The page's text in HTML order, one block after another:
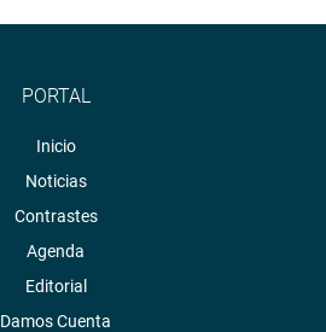
PORTAL
Inicio
Noticias
Contrastes
Agenda
Editorial
Damos Cuenta